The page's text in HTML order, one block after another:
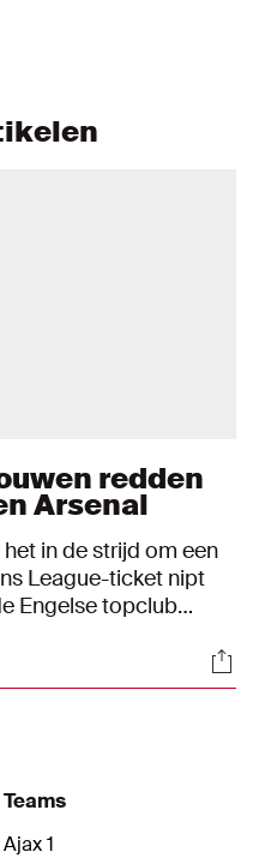
redden
Arsenal
in de strijd om een
League-ticket nipt
Engelse topclub
Suzanne Bakker met
Een goal vlak
Teams
Ajax 1